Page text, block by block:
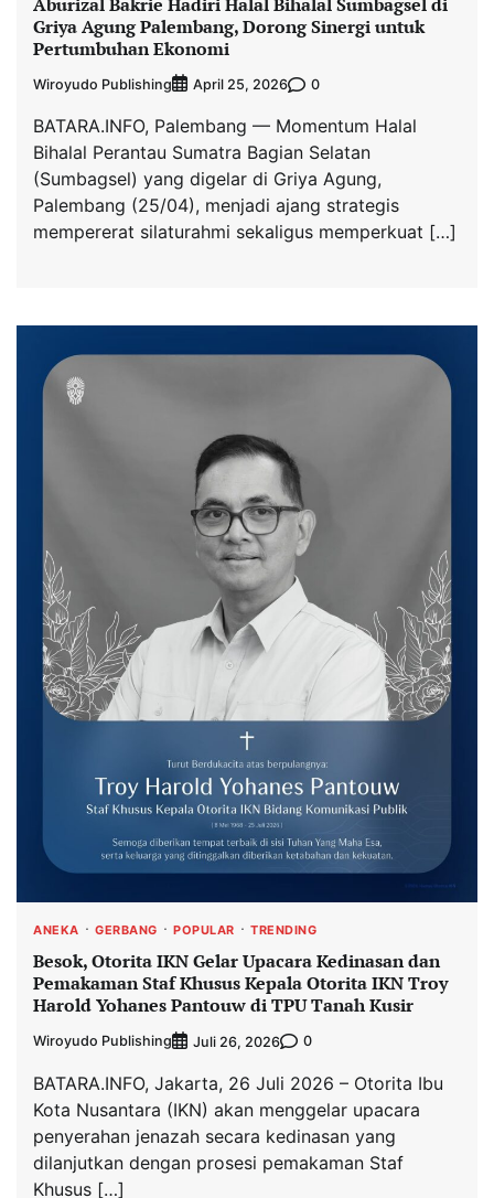
Griya Agung Palembang, Dorong Sinergi untuk
Pertumbuhan Ekonomi
Wiroyudo Publishing April 25, 2026 0
BATARA.INFO, Palembang — Momentum Halal
Bihalal Perantau Sumatra Bagian Selatan
(Sumbagsel) yang digelar di Griya Agung,
Palembang (25/04), menjadi ajang strategis
mempererat silaturahmi sekaligus memperkuat […]
ANEKA GERBANG POPULAR TRENDING
Besok, Otorita IKN Gelar Upacara Kedinasan dan
Pemakaman Staf Khusus Kepala Otorita IKN Troy
Harold Yohanes Pantouw di TPU Tanah Kusir
Wiroyudo Publishing Juli 26, 2026 0
BATARA.INFO, Jakarta, 26 Juli 2026 – Otorita Ibu
Kota Nusantara (IKN) akan menggelar upacara
penyerahan jenazah secara kedinasan yang
dilanjutkan dengan prosesi pemakaman Staf
Khusus […]